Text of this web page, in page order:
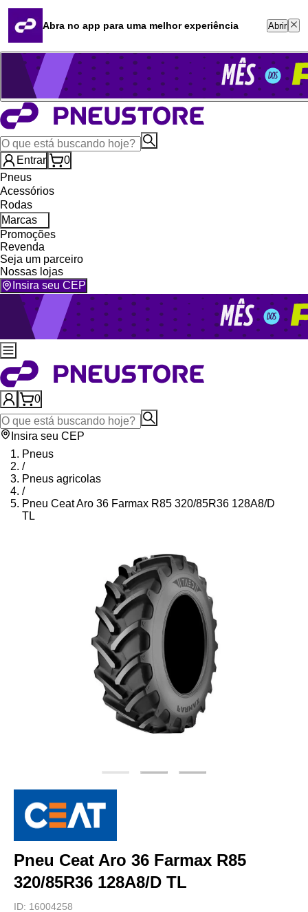
Quero revender
Blog
Whatsapp (16) 99764-8401
Televendas (47) 3046-2551
Entrar
0
Pneus
Acessórios
Rodas
Marcas
Promoções
Revenda
Seja um parceiro
Nossas lojas
Insira seu CEP
0
Insira seu CEP
Pneus
/
Pneus agricolas
/
Pneu Ceat Aro 36 Farmax R85 320/85R36 128A8/D
TL
Pneu Ceat Aro 36 Farmax R85
320/85R36 128A8/D TL
ID: 16004258
Abra no app para uma melhor experiência Abrir